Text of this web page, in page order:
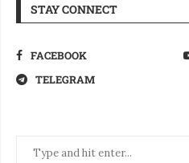
STAY CONNECT
FACEBOOK
TELEGRAM